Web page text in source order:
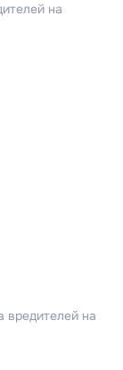
на
вредителей на